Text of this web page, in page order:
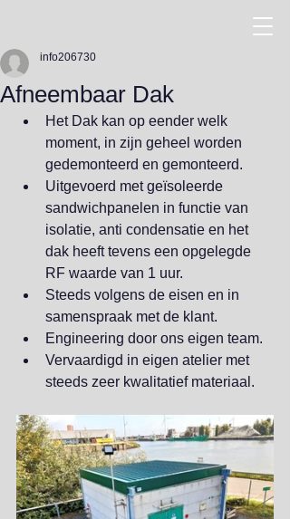
Afneembaar Dak
info206730
Het Dak kan op eender welk
moment, in zijn geheel worden
gedemonteerd en gemonteerd.
Uitgevoerd met geïsoleerde
sandwichpanelen in functie van
isolatie, anti condensatie en het
dak heeft tevens een opgelegde
RF waarde van 1 uur.
Steeds volgens de eisen en in
samenspraak met de klant.
Engineering door ons eigen team.
Vervaardigd in eigen atelier met
steeds zeer kwalitatief materiaal.